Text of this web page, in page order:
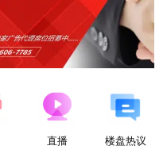
直播 楼盘热议